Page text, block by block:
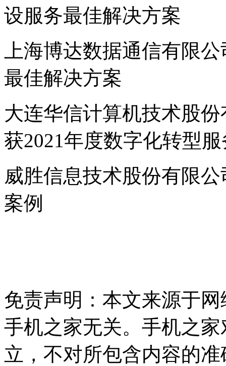
设服务最佳解决方案
上海博达数据通信有限
最佳解决方案
大连华信计算机技术股
获2021年度数字化转型
威胜信息技术股份有限
案例
免责声明：本文来源于
手机之家无关。手机之
立，不对所包含内容的